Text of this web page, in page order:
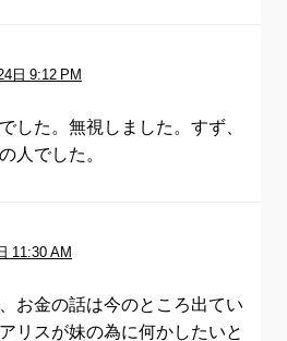
日 9:12 PM
した。無視しました。すず、
人でした。
11:30 AM
お金の話は今のところ出てい
リスが妹の為に何かしたいと